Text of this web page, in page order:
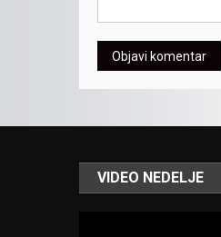
VIDEO NEDELJE